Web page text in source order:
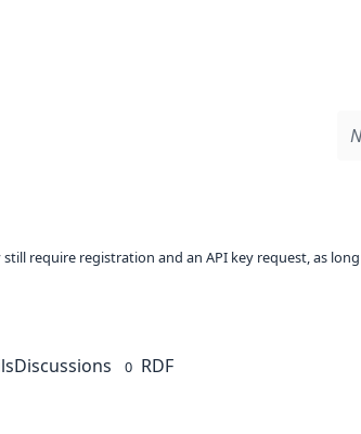
require registration and an API key request, as
Discussions 0 RDF